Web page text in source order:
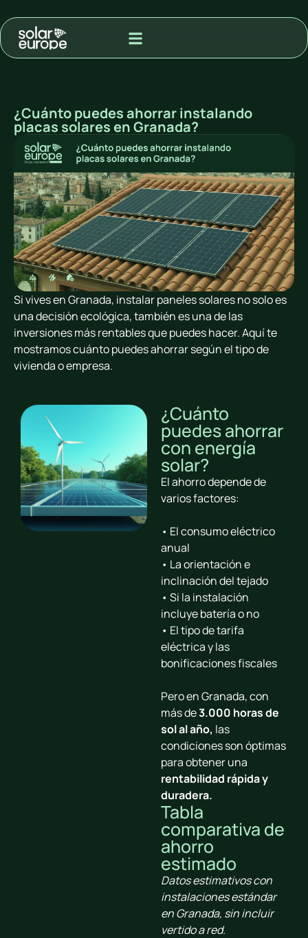
¿Cuánto puedes ahorrar instalando
placas solares en Granada?
Si vives en Granada, instalar paneles solares no solo es
una decisión ecológica, también es una de las
inversiones más rentables que puedes hacer. Aquí te
mostramos cuánto puedes ahorrar según el tipo de
vivienda o empresa.
¿Cuánto
puedes ahorrar
con energía
solar?
El ahorro depende de
varios factores:
• El consumo eléctrico
anual
• La orientación e
inclinación del tejado
• Si la instalación
incluye batería o no
• El tipo de tarifa
eléctrica y las
bonificaciones fiscales
Pero en Granada, con
más de3.000 horas de
sol al año, las
condiciones son óptimas
para obtener
rentabilidad rápida y
duradera.
Tabla
comparativa de
ahorro
estimado
Datos estimativos con
instalaciones estándar
en Granada, sin incluir
vertido a red.